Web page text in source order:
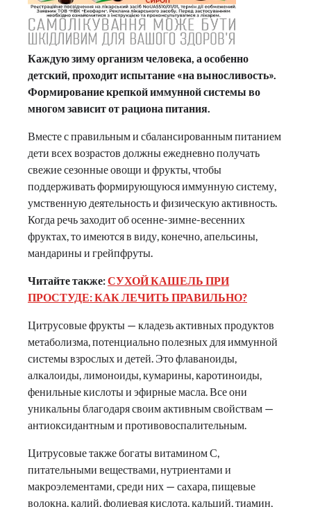
Каждую зиму организм человека, а особенно
детский, проходит испытание «на выносливость».
Формирование крепкой иммунной системы во
многом зависит от рациона питания.
Вместе с правильным и сбалансированным питанием
дети всех возрастов должны ежедневно получать
свежие сезонные овощи и фрукты, чтобы
поддерживать формирующуюся иммунную систему,
умственную деятельность и физическую активность.
Когда речь заходит об осенне-зимне-весенних
фруктах, то имеются в виду, конечно, апельсины,
мандарины и грейпфруты.
Читайте также:СУХОЙ КАШЕЛЬ ПРИ
ПРОСТУДЕ: КАК ЛЕЧИТЬ ПРАВИЛЬНО?
Цитрусовые фрукты — кладезь активных продуктов
метаболизма, потенциально полезных для иммунной
системы взрослых и детей. Это флаваноиды,
алкалоиды, лимоноиды, кумарины, каротиноиды,
фенильные кислоты и эфирные масла. Все они
уникальны благодаря своим активным свойствам —
антиоксидантным и противовоспалительным.
Цитрусовые также богаты витамином С,
питательными веществами, нутриентами и
макроэлементами, среди них — сахара, пищевые
волокна, калий, фолиевая кислота, кальций, тиамин,